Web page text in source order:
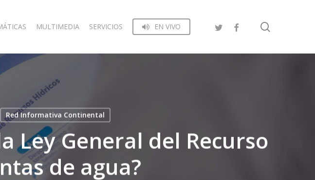
MULTIMEDIA SERVICIOS EN VIVO
Red Informativa Continental
Ley General del Recurso
de agua?